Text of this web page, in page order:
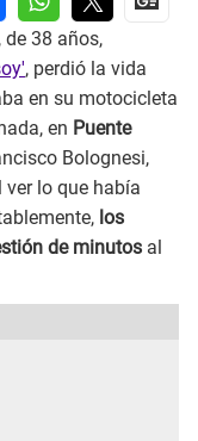
, de 38 años,
, perdió la vida
en su motocicleta
en Puente
Bolognesi,
lo que había
los
de minutos al